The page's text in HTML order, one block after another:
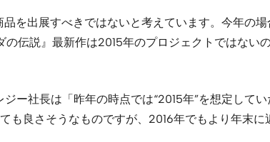
を出展すべきではないと考えています。今年の
伝説』最新作は2015年のプロジェクトではない
社長は「昨年の時点では“2015年”を想定して
良さそうなものですが、2016年でもより年末に